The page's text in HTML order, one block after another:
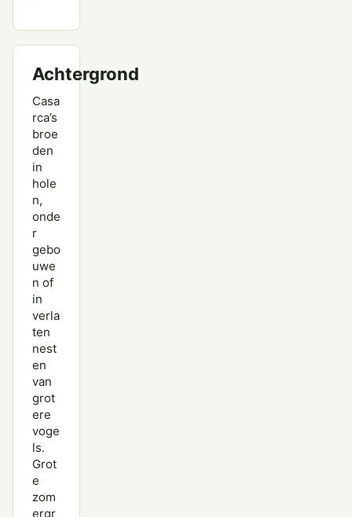
Achtergrond
Casa
rca’s
broe
den
in
hole
n,
onde
r
gebo
uwe
n of
in
verla
ten
nest
en
van
grot
ere
voge
ls.
Grot
e
zom
ergr